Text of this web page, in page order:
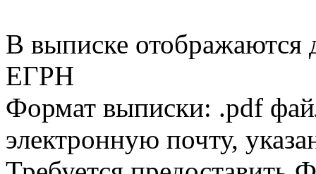
В выписке
ЕГРН
Формат выписки: .pdf
электронную почту,